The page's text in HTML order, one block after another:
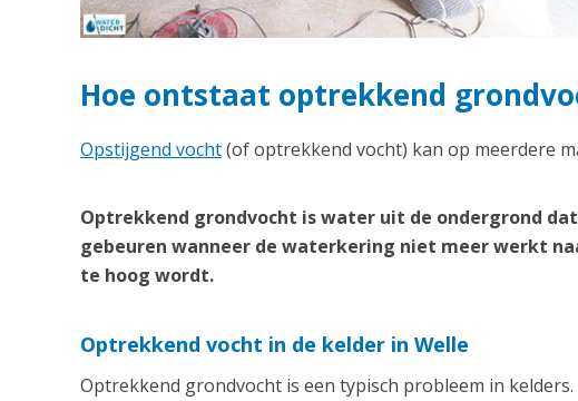
Hoe ontstaat optrekkend
Opstijgend vocht(of optrekkend vocht) kan op meerdere
Optrekkend grondvocht is water uit de ondergrond
gebeuren wanneer de waterkering niet meer werkt
te hoog wordt.
Optrekkend vocht in de kelder in Welle
Optrekkend grondvocht is een typisch probleem in